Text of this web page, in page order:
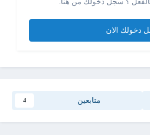
دخولك الان
متابعين 4